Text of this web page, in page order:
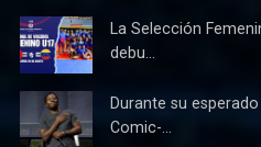
La Selección
debu...
Durante su
Comic-...